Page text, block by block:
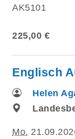
AK5101
225,00 €
Englisch
Helen
Mo.